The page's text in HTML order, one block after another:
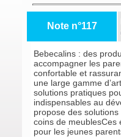
Note n°117
Bebecalins : des
accompagner les
confortable et
une large gamme
solutions pratiques
indispensables au
propose des
coins de meublesCes
pour les jeunes